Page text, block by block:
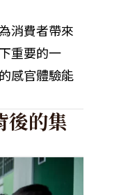
消費者帶來
重要的一
感官體驗能
後的集